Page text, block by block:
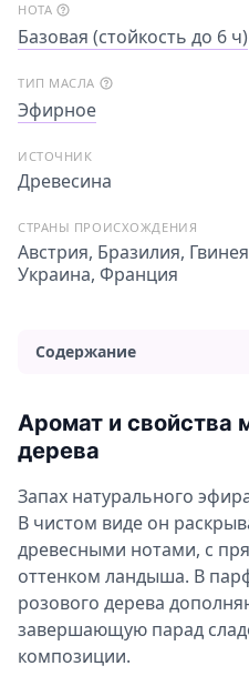
НОТА
Базовая (стойкость до 6 ч)
ТИП МАСЛА
Эфирное
ИСТОЧНИК
Древесина
СТРАНЫ ПРОИСХОЖДЕНИЯ
Австрия, Бразилия,
Украина, Франция
Содержание
Применение и польза
Применение масла
Применение масла
Ароматерапия с маслом
Можно ли употреблять
внутрь?
Противопоказания и вред
Аромат и свойства
дерева
Запах натурального
В чистом виде он
древесными нотами, с
оттенком ландыша. В
розового дерева
завершающую парад
композиции.